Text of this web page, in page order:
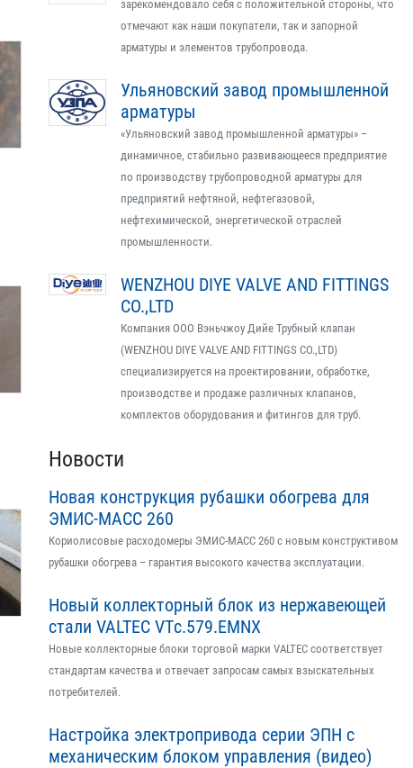
зарекомендовало себя с положительной стороны, что
отмечают как наши покупатели, так и запорной
арматуры и элементов трубопровода.
Ульяновский завод промышленной
арматуры
«Ульяновский завод промышленной арматуры» –
динамичное, стабильно развивающееся предприятие
по производству трубопроводной арматуры для
предприятий нефтяной, нефтегазовой,
нефтехимической, энергетической отраслей
промышленности.
WENZHOU DIYE VALVE AND FITTINGS
CO.,LTD
Компания ООО Вэньчжоу Дийе Трубный клапан
(WENZHOU DIYE VALVE AND FITTINGS CO.,LTD)
специализируется на проектировании, обработке,
производстве и продаже различных клапанов,
комплектов оборудования и фитингов для труб.
Новости
Новая конструкция рубашки обогрева для
ЭМИС-МАСС 260
Кориолисовые расходомеры ЭМИС-МАСС 260 с новым конструктивом
рубашки обогрева – гарантия высокого качества эксплуатации.
Новый коллекторный блок из нержавеющей
стали VALTEC VTс.579.EMNX
Новые коллекторные блоки торговой марки VALTEC соответствует
стандартам качества и отвечает запросам самых взыскательных
потребителей.
Настройка электропривода серии ЭПН с
механическим блоком управления (видео)